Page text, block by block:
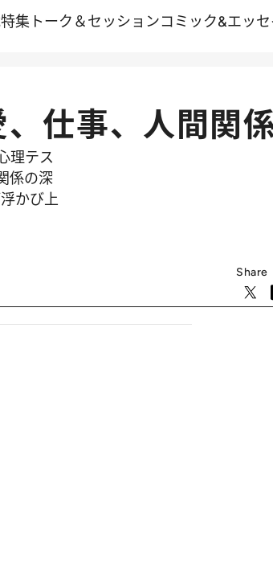
特集 トーク＆セッションコミック&エッ
、仕事、人間関
理テス
係の深
かび上
Share